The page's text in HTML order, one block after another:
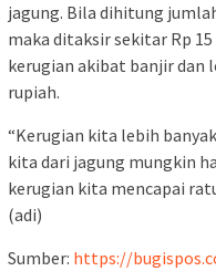
jagung. Bila dihitung
maka ditaksir sekitar Rp
kerugian akibat banjir dan
rupiah.
“Kerugian kita lebih
kita dari jagung mungkin
kerugian kita mencapai
(adi)
Sumber: https://